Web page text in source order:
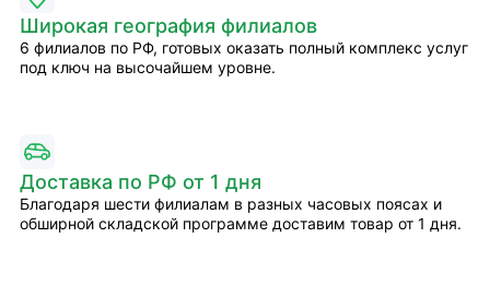
Широкая география филиалов
6 филиалов по РФ, готовых оказать полный комплекс услуг
под ключ на высочайшем уровне.
Доставка по РФ от 1 дня
Благодаря шести филиалам в разных часовых поясах и
обширной складской программе доставим товар от 1 дня.